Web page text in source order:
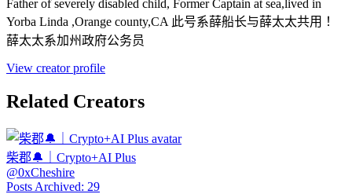
Father of severely disabled child, Former Captain at sea,lived in
Yorba Linda ,Orange county,CA 此号系薛船长与薛太太共用！
薛太太系加州政府公务员
View creator profile
Related Creators
柴郡🔔｜Crypto+AI Plus
@0xCheshire
Posts Archived: 29